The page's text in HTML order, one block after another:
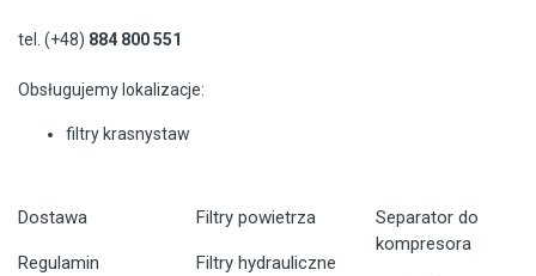
tel. (+48) 884 800 551
Obsługujemy lokalizacje:
filtry krasnystaw
Dostawa
Regulamin
Filtry powietrza
Filtry hydrauliczne
Separator do
kompresora